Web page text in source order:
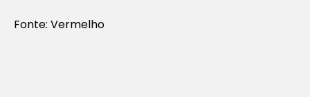
Fonte: Vermelho